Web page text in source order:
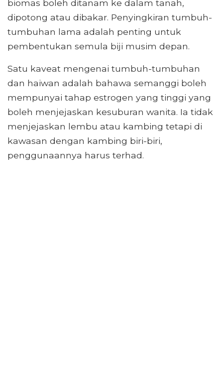
biomas boleh ditanam ke dalam tanah,
dipotong atau dibakar. Penyingkiran tumbuh-
tumbuhan lama adalah penting untuk
pembentukan semula biji musim depan.
Satu kaveat mengenai tumbuh-tumbuhan
dan haiwan adalah bahawa semanggi boleh
mempunyai tahap estrogen yang tinggi yang
boleh menjejaskan kesuburan wanita. Ia tidak
menjejaskan lembu atau kambing tetapi di
kawasan dengan kambing biri-biri,
penggunaannya harus terhad.